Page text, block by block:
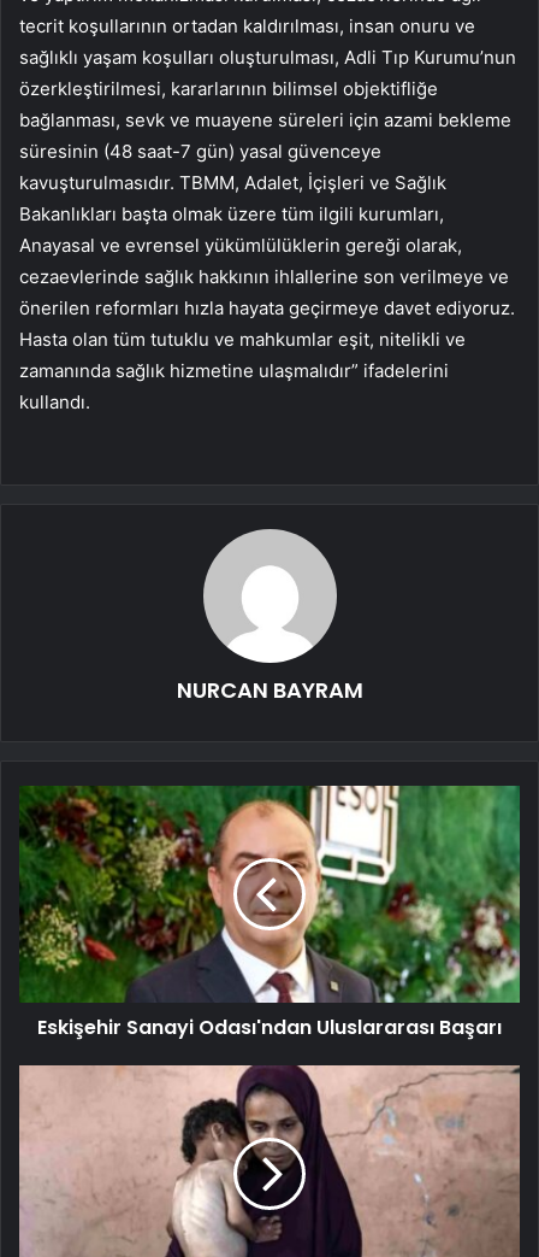
tecrit koşullarının ortadan kaldırılması, insan onuru ve
sağlıklı yaşam koşulları oluşturulması, Adli Tıp Kurumu’nun
özerkleştirilmesi, kararlarının bilimsel objektifliğe
bağlanması, sevk ve muayene süreleri için azami bekleme
süresinin (48 saat-7 gün) yasal güvenceye
kavuşturulmasıdır. TBMM, Adalet, İçişleri ve Sağlık
Bakanlıkları başta olmak üzere tüm ilgili kurumları,
Anayasal ve evrensel yükümlülüklerin gereği olarak,
cezaevlerinde sağlık hakkının ihlallerine son verilmeye ve
önerilen reformları hızla hayata geçirmeye davet ediyoruz.
Hasta olan tüm tutuklu ve mahkumlar eşit, nitelikli ve
zamanında sağlık hizmetine ulaşmalıdır” ifadelerini
kullandı.
NURCAN BAYRAM
Eskişehir Sanayi Odası'ndan Uluslararası Başarı